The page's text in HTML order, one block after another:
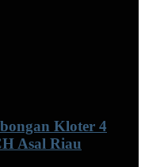
Kloter 4
Asal Riau